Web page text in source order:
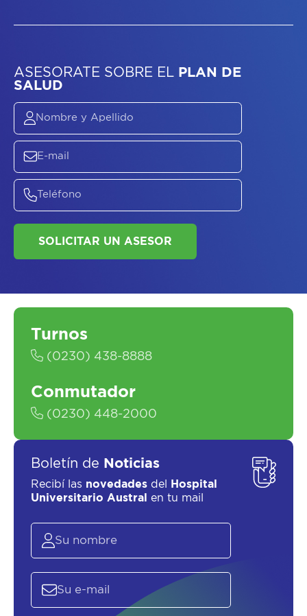
ASESORATE SOBREELPLAN DE
SALUD
Turnos
(0230) 438-8888
Conmutador
(0230) 448-2000
Boletín de Noticias
Recibí las novedades del
Hospital
Universitario Austral
en tu mail